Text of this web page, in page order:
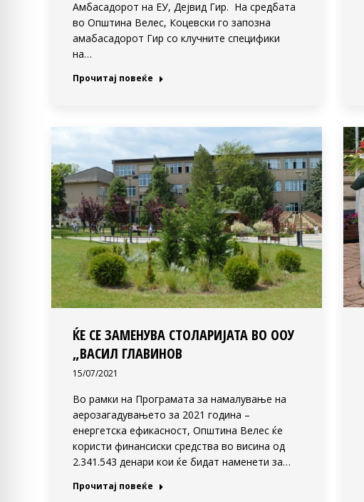
Амбасадорот на ЕУ, Дејвид Гир. На средбата
во Општина Велес, Коцевски го запозна
амабасадорот Гир со клучните специфики
на…
Прочитај повеќе
ЌЕ СЕ ЗАМЕНУВА СТОЛАРИЈАТА ВО ООУ
„ВАСИЛ ГЛАВИНОВ
15/07/2021
Во рамки на Програмата за намалување на
аерозагадувањето за 2021 година –
енергетска ефикасност, Општина Велес ќе
користи финансиски средства во висина од
2.341.543 денари кои ќе бидат наменети за…
Прочитај повеќе